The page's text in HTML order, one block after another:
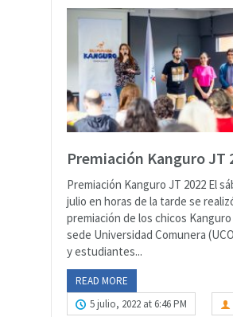
Premiación Kanguro JT
Premiación Kanguro JT 2022 El
julio en horas de la tarde se
premiación de los chicos Kanguro
sede Universidad Comunera
y estudiantes...
READ MORE
5 julio, 2022 at 6:46 PM